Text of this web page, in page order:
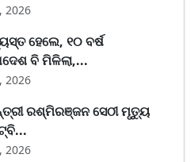
2026
ହେଲେ, ୧୦ ବର୍ଷ
ବି ମିଳିଲା,...
2026
ରଶ୍ମିରଞ୍ଜନ ସେଠୀ ମୃତ୍ୟୁ
2026